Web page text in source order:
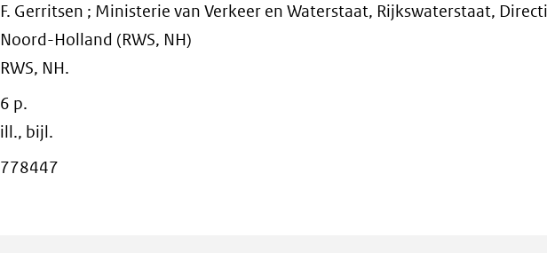
F. Gerritsen ; Ministerie van Verkeer en Waterstaat, Rijkswaterstaat,
Noord-Holland (RWS, NH)
RWS, NH.
6 p.
ill., bijl.
778447